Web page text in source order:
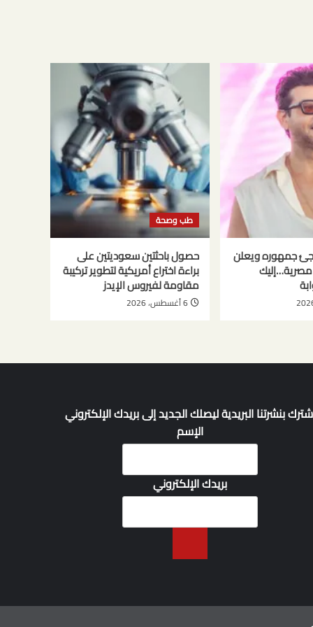
جمهوره ويعلن
مصرية…إليك
طب وصحة
حصول باحثتين سعوديتين على
براءة اختراع أمريكية لتطوير تركيبة
مقاومة لفيروس الإيدز
6 أغسطس، 2026
بنشرتنا البريدية ليصلك الجديد إلى بريدك الإلكتروني
الإسم
بريدك الإلكتروني